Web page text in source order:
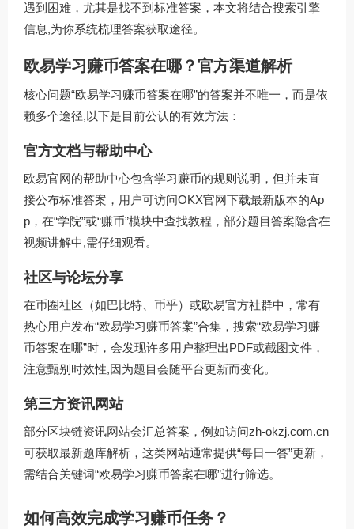
遇到困难，尤其是找不到标准答案，本文将结合搜索引擎
信息,为你系统梳理答案获取途径。
欧易学习赚币答案在哪？官方渠道解析
核心问题“欧易学习赚币答案在哪”的答案并不唯一，而是依
赖多个途径,以下是目前公认的有效方法：
官方文档与帮助中心
欧易官网的帮助中心包含学习赚币的规则说明，但并未直
接公布标准答案，用户可访问OKX官网下载最新版本的Ap
p，在“学院”或“赚币”模块中查找教程，部分题目答案隐含在
视频讲解中,需仔细观看。
社区与论坛分享
在币圈社区（如巴比特、币乎）或欧易官方社群中，常有
热心用户发布“欧易学习赚币答案”合集，搜索“欧易学习赚
币答案在哪”时，会发现许多用户整理出PDF或截图文件，
注意甄别时效性,因为题目会随平台更新而变化。
第三方资讯网站
部分区块链资讯网站会汇总答案，例如访问zh-okzj.com.cn
可获取最新题库解析，这类网站通常提供“每日一答”更新，
需结合关键词“欧易学习赚币答案在哪”进行筛选。
如何高效完成学习赚币任务？